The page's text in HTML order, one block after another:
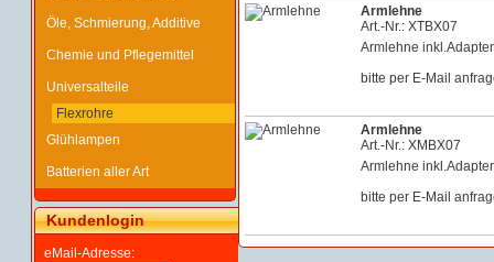
Öle, Schmierung, Additive
Chemie und Pflegemittel
Universalteile
Flexrohre
Glühlampen
Batterien aller Art
Kundenlogin
eMail-Adresse:
Armlehne
Art.-Nr.: XTBX07
Armlehne
bitte per E-Mail
Armlehne
Art.-Nr.: XMBX07
Armlehne
bitte per E-Mail